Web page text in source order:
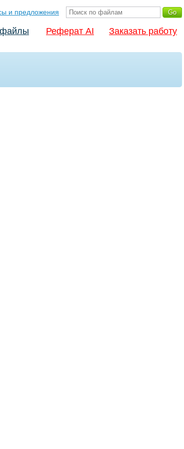
и предложения
файлы Реферат AI Заказать работу